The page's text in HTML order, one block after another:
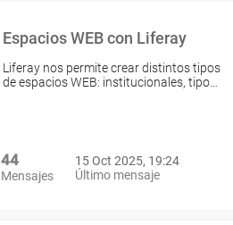
Espacios WEB con Liferay
Liferay nos permite crear distintos tipos
de espacios WEB: institucionales, tipo…
44
Mensajes
15 Oct 2025, 19:24
Último mensaje